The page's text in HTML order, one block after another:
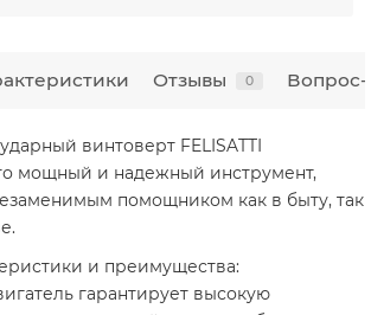
Отзывы 0 Вопрос-
винтоверт FELISATTI
мощный и надежный инструмент,
помощником как в быту, так
и преимущества:
гарантирует высокую